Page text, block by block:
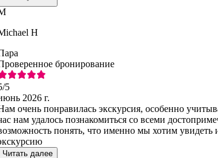
H
бронирование
/5
2026 г.
очень понравилась экскурсия, особенно
нам удалось познакомиться со всеми
понять, что именно мы хотим увидеть
Читать далее